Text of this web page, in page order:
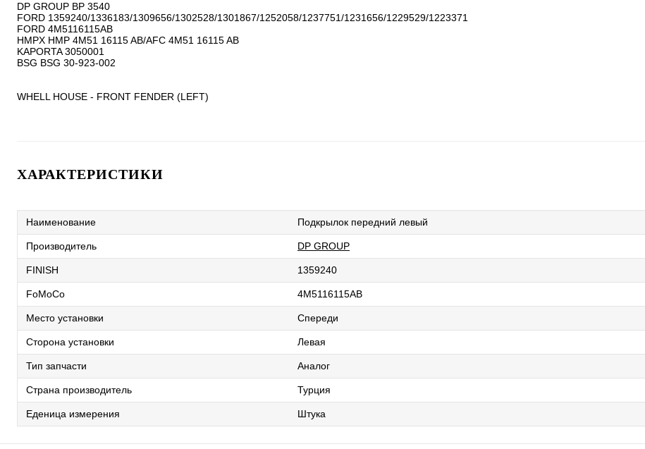
DP GROUP BP 3540
FORD 1359240/1336183/1309656/1302528/1301867/1252058/1237751/1231656/1229529/1223371
FORD 4M5116115AB
HMPX HMP 4M51 16115 AB/AFC 4M51 16115 AB
KAPORTA 3050001
BSG BSG 30-923-002
WHELL HOUSE - FRONT FENDER (LEFT)
ХАРАКТЕРИСТИКИ
Наименование Подкрылок передний левый
Производитель DP GROUP
FINISH 1359240
FoMoCo 4M5116115AB
Место установки Спереди
Сторона установки Левая
Тип запчасти Аналог
Страна производитель Турция
Еденица измерения Штука